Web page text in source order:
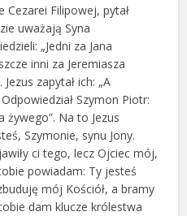
Cezarei Filipowej, pytał
uważają Syna
„Jedni za Jana
inni za Jeremiasza
zapytał ich: „A
Szymon Piotr:
żywego”. Na to Jezus
Szymonie, synu Jony.
ci tego, lecz Ojciec mój,
powiadam: Ty jesteś
mój Kościół, a bramy
dam klucze królestwa